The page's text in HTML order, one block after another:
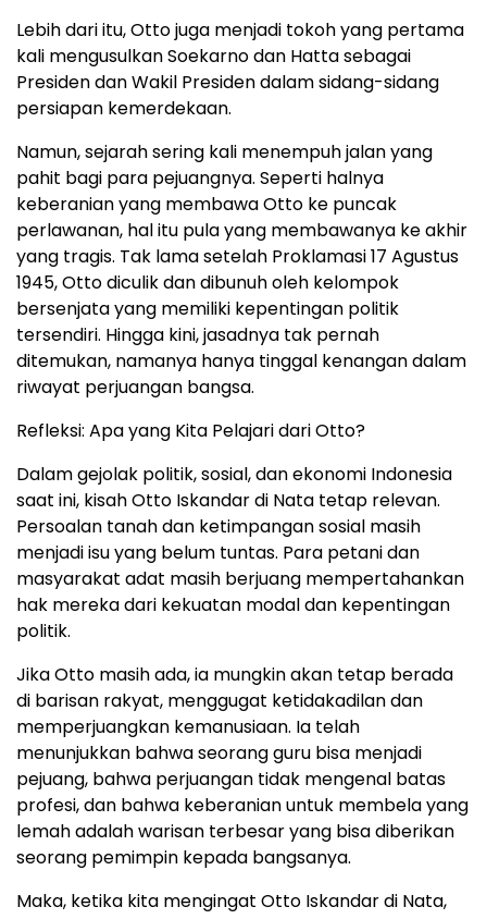
Lebih dari itu, Otto juga menjadi tokoh yang pertama
kali mengusulkan Soekarno dan Hatta sebagai
Presiden dan Wakil Presiden dalam sidang-sidang
persiapan kemerdekaan.
Namun, sejarah sering kali menempuh jalan yang
pahit bagi para pejuangnya. Seperti halnya
keberanian yang membawa Otto ke puncak
perlawanan, hal itu pula yang membawanya ke akhir
yang tragis. Tak lama setelah Proklamasi 17 Agustus
1945, Otto diculik dan dibunuh oleh kelompok
bersenjata yang memiliki kepentingan politik
tersendiri. Hingga kini, jasadnya tak pernah
ditemukan, namanya hanya tinggal kenangan dalam
riwayat perjuangan bangsa.
Refleksi: Apa yang Kita Pelajari dari Otto?
Dalam gejolak politik, sosial, dan ekonomi Indonesia
saat ini, kisah Otto Iskandar di Nata tetap relevan.
Persoalan tanah dan ketimpangan sosial masih
menjadi isu yang belum tuntas. Para petani dan
masyarakat adat masih berjuang mempertahankan
hak mereka dari kekuatan modal dan kepentingan
politik.
Jika Otto masih ada, ia mungkin akan tetap berada
di barisan rakyat, menggugat ketidakadilan dan
memperjuangkan kemanusiaan. Ia telah
menunjukkan bahwa seorang guru bisa menjadi
pejuang, bahwa perjuangan tidak mengenal batas
profesi, dan bahwa keberanian untuk membela yang
lemah adalah warisan terbesar yang bisa diberikan
seorang pemimpin kepada bangsanya.
Maka, ketika kita mengingat Otto Iskandar di Nata,